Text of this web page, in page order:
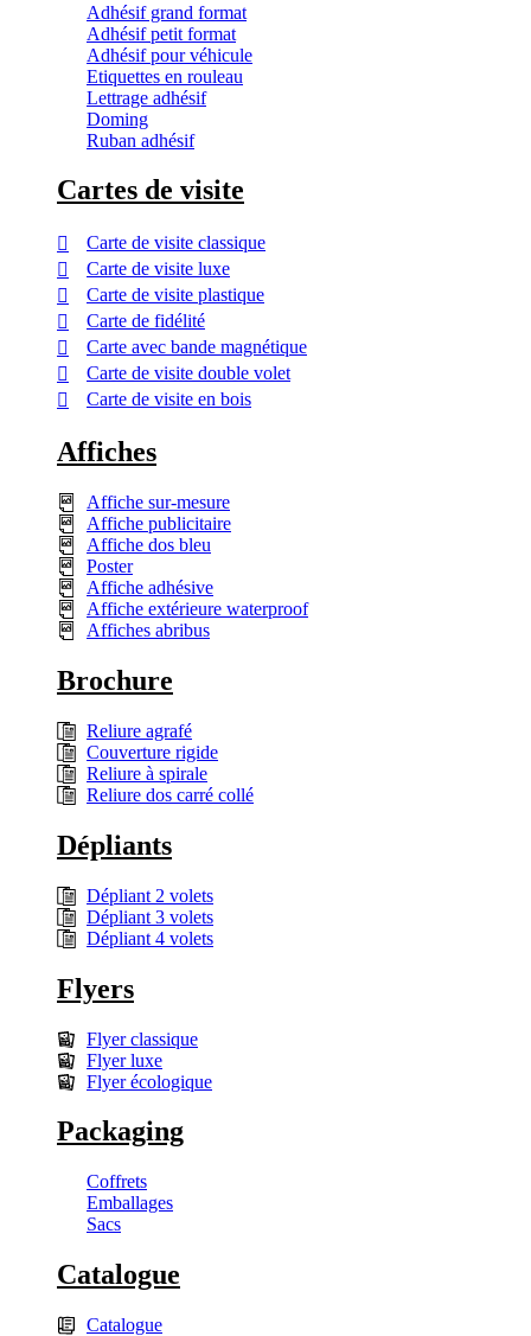
Adhésif grand format
Adhésif petit format
Adhésif pour véhicule
Etiquettes en rouleau
Lettrage adhésif
Doming
Ruban adhésif
Cartes de visite
Carte de visite classique
Carte de visite luxe
Carte de visite plastique
Carte de fidélité
Carte avec bande magnétique
Carte de visite double volet
Carte de visite en bois
Affiches
Affiche sur-mesure
Affiche publicitaire
Affiche dos bleu
Poster
Affiche adhésive
Affiche extérieure waterproof
Affiches abribus
Brochure
Reliure agrafé
Couverture rigide
Reliure à spirale
Reliure dos carré collé
Dépliants
Dépliant 2 volets
Dépliant 3 volets
Dépliant 4 volets
Flyers
Flyer classique
Flyer luxe
Flyer écologique
Packaging
Coffrets
Emballages
Sacs
Catalogue
Catalogue